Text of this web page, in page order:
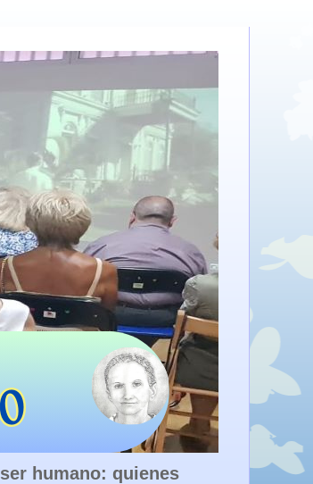
humano: quienes